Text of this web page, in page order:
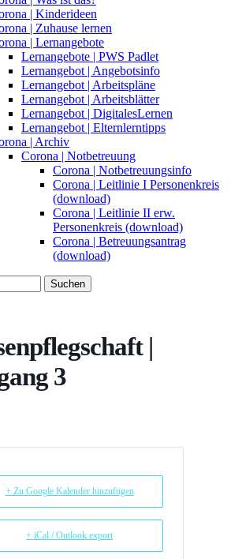
| Kinderideen
| Zuhause lernen
| Lernangebote
Lernangebote | PWS Padlet
Lernangebot | Angebotsinfo
Lernangebot | Arbeitspläne
Lernangebot | Arbeitsblätter
Lernangebot | DigitalesLernen
Lernangebot | Elternlerntipps
| Archiv
Corona | Notbetreuung
Corona | Notbetreuungsinfo
Corona | Leitlinie I Personenkreis
(download)
Corona | Leitlinie II erw.
Personenkreis (download)
Corona | Betreuungsantrag
(download)
|
3
+ Zu Google Kalender hinzufügen
+ iCal / Outlook export